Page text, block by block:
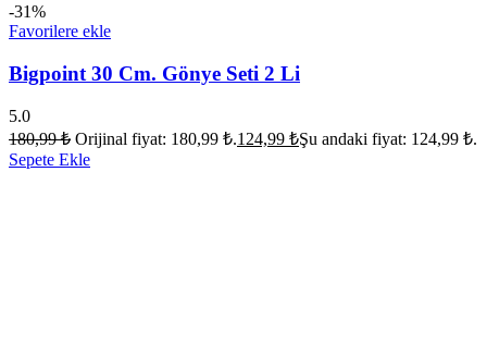
-31%
Favorilere ekle
Bigpoint 30 Cm. Gönye Seti 2 Li
5.0
180,99₺ Orijinal fiyat: 180,99 ₺.124,99 ₺Şu andaki fiyat: 124,99 ₺.
Sepete Ekle